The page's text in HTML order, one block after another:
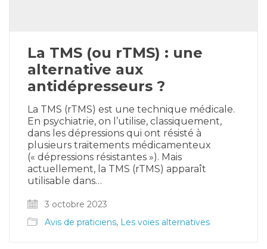
La TMS (ou rTMS) : une
alternative aux
antidépresseurs ?
La TMS (rTMS) est une technique médicale.
En psychiatrie, on l’utilise, classiquement,
dans les dépressions qui ont résisté à
plusieurs traitements médicamenteux
(« dépressions résistantes »). Mais
actuellement, la TMS (rTMS) apparaît
utilisable dans…
3 octobre 2023
Avis de praticiens, Les voies alternatives